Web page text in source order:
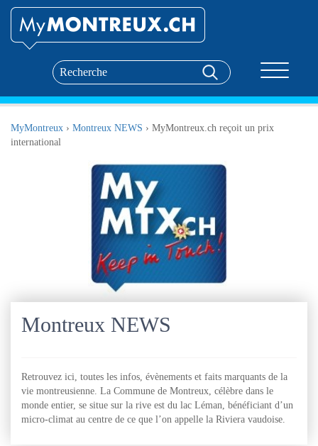
MyMontreux › Montreux NEWS › MyMontreux.ch reçoit un prix
international
Montreux NEWS
Retrouvez ici, toutes les infos, évènements et faits marquants de la
vie montreusienne. La Commune de Montreux, célèbre dans le
monde entier, se situe sur la rive est du lac Léman, bénéficiant d’un
micro-climat au centre de ce que l’on appelle la Riviera vaudoise.